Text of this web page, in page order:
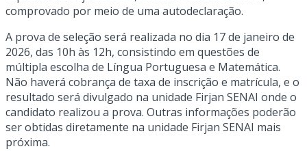
comprovado por meio de uma autodeclaração.
A prova de seleção será realizada no dia 17 de janeiro de
2026, das 10h às 12h, consistindo em questões de
múltipla escolha de Língua Portuguesa e Matemática.
Não haverá cobrança de taxa de inscrição e matrícula, e o
resultado será divulgado na unidade Firjan SENAI onde o
candidato realizou a prova. Outras informações poderão
ser obtidas diretamente na unidade Firjan SENAI mais
próxima.